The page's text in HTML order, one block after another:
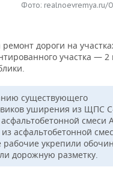
Фото: realnoevremya.ru/
дороги на
участка — 2
существующего
уширения из ЩПС
смеси
асфальтобетонной
укрепили
дорожную разметку.